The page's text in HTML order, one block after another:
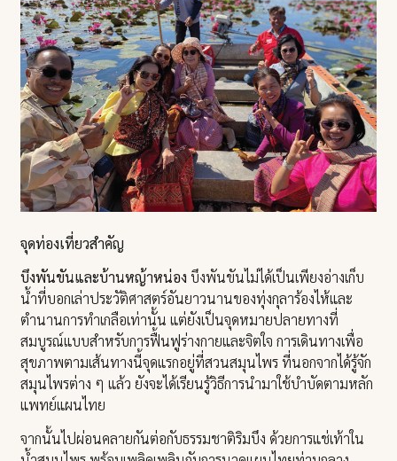
จุดท่องเที่ยวสำคัญ
บึงพันขันและบ้านหญ้าหน่อง บึงพันขันไม่ได้เป็นเพียงอ่างเก็บ
น้ำที่บอกเล่าประวัติศาสตร์อันยาวนานของทุ่งกุลาร้องไห้และ
ตำนานการทำเกลือเท่านั้น แต่ยังเป็นจุดหมายปลายทางที่
สมบูรณ์แบบสำหรับการฟื้นฟูร่างกายและจิตใจ การเดินทางเพื่อ
สุขภาพตามเส้นทางนี้จุดแรกอยู่ที่สวนสมุนไพร ที่นอกจากได้รู้จัก
สมุนไพรต่าง ๆ แล้ว ยังจะได้เรียนรู้วิธีการนำมาใช้บำบัดตามหลัก
แพทย์แผนไทย
จากนั้นไปผ่อนคลายกันต่อกับธรรมชาติริมบึง ด้วยการแช่เท้าใน